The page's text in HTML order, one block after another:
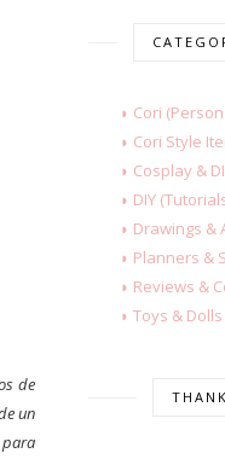
de
un
para
◗ Cori
◗ Cori Style
◗ Cosplay &
◗ DIY
◗ Drawings &
◗ Planners &
◗ Reviews &
◗ Toys & Dolls